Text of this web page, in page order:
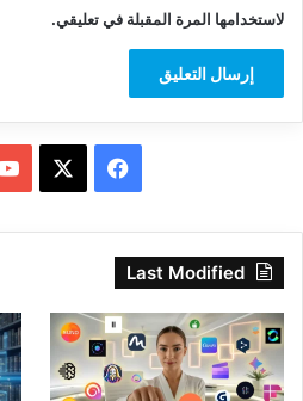
لاستخدامها المرة المقبلة في تعليقي.
فيسبوك
Last Modified